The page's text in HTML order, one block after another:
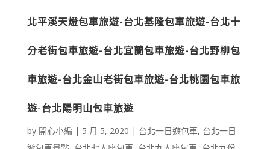
北平溪天燈包車旅遊-台北基隆包車旅遊-台北十
分老街包車旅遊-台北宜蘭包車旅遊-台北野柳包
車旅遊-台北金山老街包車旅遊-台北桃園包車旅
遊-台北陽明山包車旅遊
by 開心小編 | 5 月 5, 2020 | 台北一日遊包車, 台北一日